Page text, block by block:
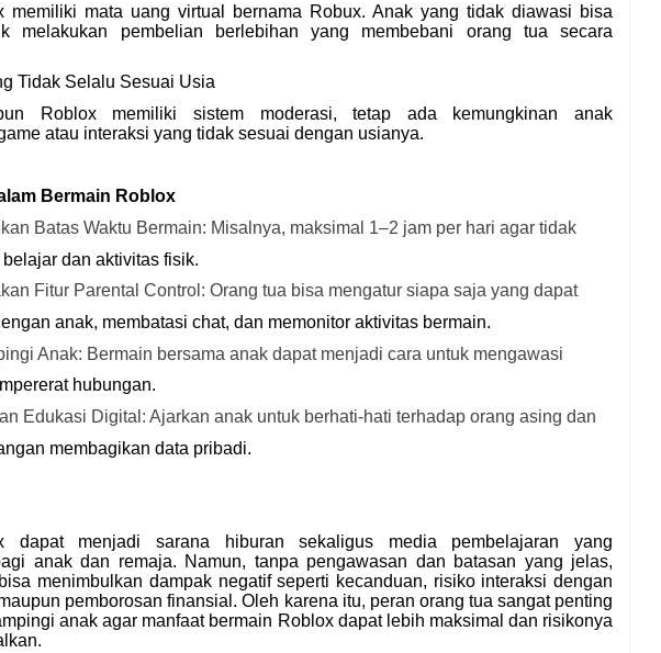
memiliki mata uang virtual bernama Robux. Anak yang tidak diawasi bisa
melakukan pembelian berlebihan yang membebani orang tua secara
Tidak Selalu Sesuai Usia
Roblox memiliki sistem moderasi, tetap ada kemungkinan anak
atau interaksi yang tidak sesuai dengan usianya.
Bermain Roblox
Batas Waktu Bermain: Misalnya, maksimal 1–2 jam per hari agar tidak
dan aktivitas fisik.
Fitur Parental Control: Orang tua bisa mengatur siapa saja yang dapat
anak, membatasi chat, dan memonitor aktivitas bermain.
Anak: Bermain bersama anak dapat menjadi cara untuk mengawasi
hubungan.
Edukasi Digital: Ajarkan anak untuk berhati-hati terhadap orang asing dan
membagikan data pribadi.
dapat menjadi sarana hiburan sekaligus media pembelajaran yang
anak dan remaja. Namun, tanpa pengawasan dan batasan yang jelas,
menimbulkan dampak negatif seperti kecanduan, risiko interaksi dengan
pemborosan finansial. Oleh karena itu, peran orang tua sangat penting
anak agar manfaat bermain Roblox dapat lebih maksimal dan risikonya